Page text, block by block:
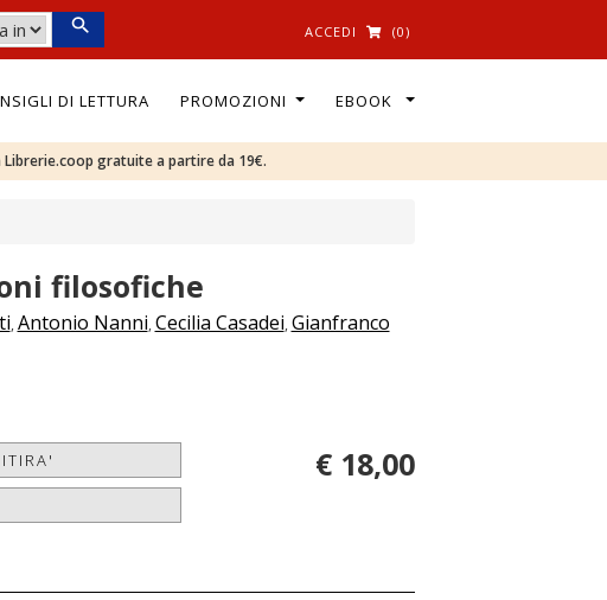
ACCEDI (0)
DI LETTURA PROMOZIONI EBOOK
gratuite a partire da 19€.
filosofiche
, Antonio Nanni, Cecilia Casadei, Gianfranco
€ 18,00